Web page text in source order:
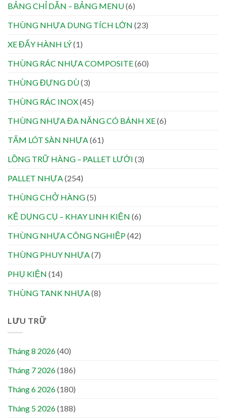
BẢNG CHỈ DẪN – BẢNG MENU(6)
THÙNG NHỰA DUNG TÍCH LỚN (23)
XE ĐẨY HÀNH LÝ(1)
THÙNG RÁC NHỰA COMPOSITE(60)
THÙNG ĐỰNG DÙ(3)
THÙNG RÁC INOX(45)
THÙNG NHỰA ĐA NĂNG CÓ BÁNH XE(6)
TẤM LÓT SÀN NHỰA (61)
LỒNG TRỮ HÀNG – PALLET LƯỚI (3)
PALLET NHỰA (254)
THÙNG CHỞ HÀNG(5)
KỆ DỤNG CỤ – KHAY LINH KIỆN (6)
THÙNG NHỰA CÔNG NGHIỆP(42)
THÙNG PHUY NHỰA (7)
PHỤ KIỆN (14)
THÙNG TANK NHỰA (8)
LƯU TRỮ
Tháng 8 2026(40)
Tháng 7 2026(186)
Tháng 6 2026(180)
Tháng 5 2026(188)